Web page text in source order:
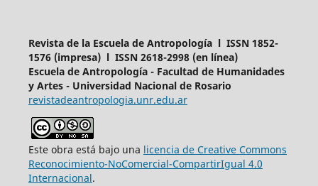
Revista de la Escuela de Antropología l ISSN 1852-
1576 (impresa) l ISSN 2618-2998 (en línea)
Escuela de Antropología - Facultad de Humanidades
y Artes - Universidad Nacional de Rosario
revistadeantropologia.unr.edu.ar
Este obra está bajo una licencia de Creative Commons
Reconocimiento-NoComercial-CompartirIgual 4.0
Internacional.